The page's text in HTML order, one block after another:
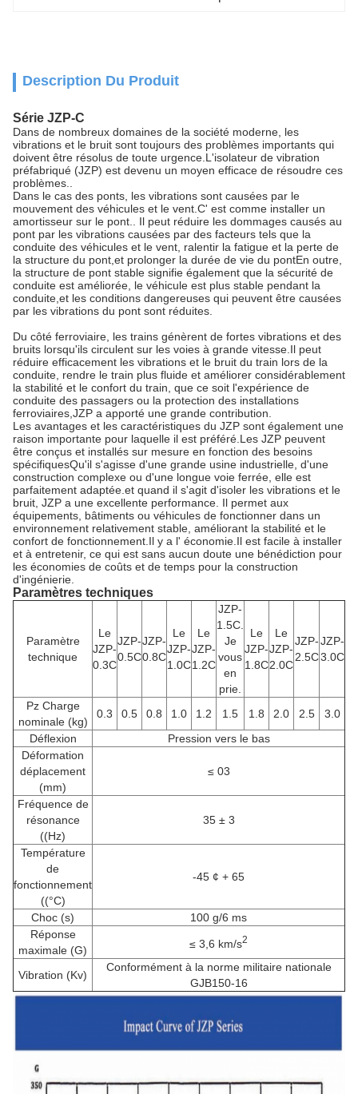
Description Du Produit
Série JZP-C
Dans de nombreux domaines de la société moderne, les
vibrations et le bruit sont toujours des problèmes importants qui
doivent être résolus de toute urgence.L'isolateur de vibration
préfabriqué (JZP) est devenu un moyen efficace de résoudre ces
problèmes..
Dans le cas des ponts, les vibrations sont causées par le
mouvement des véhicules et le vent.C' est comme installer un
amortisseur sur le pont.. Il peut réduire les dommages causés au
pont par les vibrations causées par des facteurs tels que la
conduite des véhicules et le vent, ralentir la fatigue et la perte de
la structure du pont,et prolonger la durée de vie du pontEn outre,
la structure de pont stable signifie également que la sécurité de
conduite est améliorée, le véhicule est plus stable pendant la
conduite,et les conditions dangereuses qui peuvent être causées
par les vibrations du pont sont réduites.
Du côté ferroviaire, les trains génèrent de fortes vibrations et des
bruits lorsqu'ils circulent sur les voies à grande vitesse.Il peut
réduire efficacement les vibrations et le bruit du train lors de la
conduite, rendre le train plus fluide et améliorer considérablement
la stabilité et le confort du train, que ce soit l'expérience de
conduite des passagers ou la protection des installations
ferroviaires,JZP a apporté une grande contribution.
Les avantages et les caractéristiques du JZP sont également une
raison importante pour laquelle il est préféré.Les JZP peuvent
être conçus et installés sur mesure en fonction des besoins
spécifiquesQu'il s'agisse d'une grande usine industrielle, d'une
construction complexe ou d'une longue voie ferrée, elle est
parfaitement adaptée.et quand il s'agit d'isoler les vibrations et le
bruit, JZP a une excellente performance. Il permet aux
équipements, bâtiments ou véhicules de fonctionner dans un
environnement relativement stable, améliorant la stabilité et le
confort de fonctionnement.Il y a l' économie.Il est facile à installer
et à entretenir, ce qui est sans aucun doute une bénédiction pour
les économies de coûts et de temps pour la construction
d'ingénierie.
Paramètres techniques
Paramètre
technique
Le
JZP-
0.3C
JZP-
0.5C
JZP-
0.8C
Le
JZP-
1.0C
Le
JZP-
1.2C
JZP-
1.5C.
Je
vous
en
prie.
Le
JZP-
1.8C
Le
JZP-
2.0C
JZP-
2.5C
JZP-
3.0C
Pz Charge
nominale (kg)
0.3 0.5 0.8 1.0 1.2 1.5 1.8 2.0 2.5
3.0
Déflexion
Pression vers le bas
Déformation
déplacement
(mm)
≤ 03
Fréquence de
résonance
((Hz)
35 ± 3
Température
de
fonctionnement
((°C)
-45 ¢ + 65
Choc (s)
100 g/6 ms
Réponse
maximale (G)
≤ 3,6 km/s2
Vibration (Kv)
Conformément à la norme militaire nationale
GJB150-16